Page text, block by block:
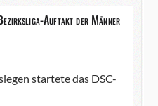
Auftakt der Männer
startete das DSC-